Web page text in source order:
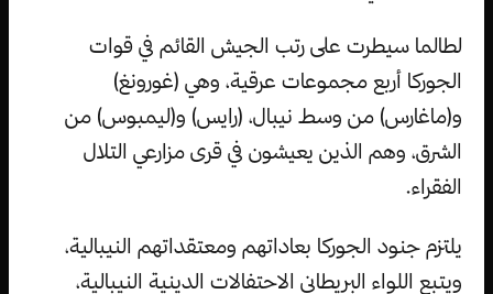
لطالما سيطرت على رتب الجيش القائم في قوات
الجوركا أربع مجموعات عرقية، وهي (غورونغ)
و(ماغارس) من وسط نيبال، (رايس) و(ليمبوس) من
الشرق، وهم الذين يعيشون في قرى مزارعي التلال
الفقراء.
يلتزم جنود الجوركا بعاداتهم ومعتقداتهم النيبالية،
ويتبع اللواء البريطاني الاحتفالات الدينية النيبالية،